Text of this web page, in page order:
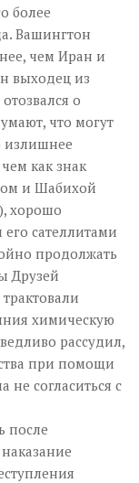
более
Вашингтон
чем Иран и
выходец из
о
что могут
излишнее
как знак
и Шабихой
хорошо
сателлитами
продолжать
Друзей
химическую
рассудил,
при помощи
не согласиться с
после